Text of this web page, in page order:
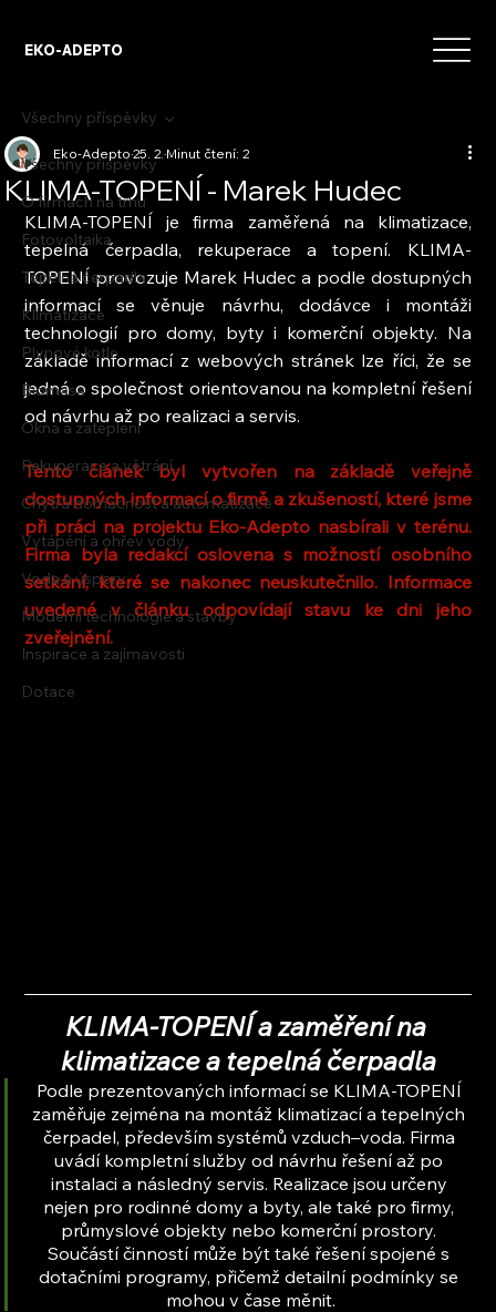
EKO-ADEPTO
Všechny příspěvky
O firmách na trhu
Fotovoltaika
Tepelná čerpadla
Klimatizace
Plynové kotle
Biomasa
Okna a zateplení
Rekuperace a větrání
Chytrá domácnost a automatizace
Vytápění a ohřev vody
Voda a úspory
Moderní technologie a stavby
Inspirace a zajímavosti
Dotace
Všechny příspěvky
KLIMA-TOPENÍ - Marek Hudec
Eko-Adepto25. 2.Minut čtení: 2
KLIMA-TOPENÍ je firma zaměřená na klimatizace,
tepelná čerpadla, rekuperace a topení. KLIMA-
TOPENÍ provozuje Marek Hudec a podle dostupných
informací se věnuje návrhu, dodávce i montáži
technologií pro domy, byty i komerční objekty. Na
základě informací z webových stránek lze říci, že se
jedná o společnost orientovanou na kompletní řešení
od návrhu až po realizaci a servis.
Tento článek byl vytvořen na základě veřejně
dostupných informací o firmě a zkušeností, které jsme
při práci na projektu Eko-Adepto nasbírali v terénu.
Firma byla redakcí oslovena s možností osobního
setkání, které se nakonec neuskutečnilo. Informace
uvedené v článku odpovídají stavu ke dni jeho
zveřejnění.
KLIMA-TOPENÍ a zaměření na
klimatizace a tepelná čerpadla
Podle prezentovaných informací se KLIMA-TOPENÍ
zaměřuje zejména na montáž klimatizací a tepelných
čerpadel, především systémů vzduch–voda. Firma
uvádí kompletní služby od návrhu řešení až po
instalaci a následný servis. Realizace jsou určeny
nejen pro rodinné domy a byty, ale také pro firmy,
průmyslové objekty nebo komerční prostory.
Součástí činností může být také řešení spojené s
dotačními programy, přičemž detailní podmínky se
mohou v čase měnit.